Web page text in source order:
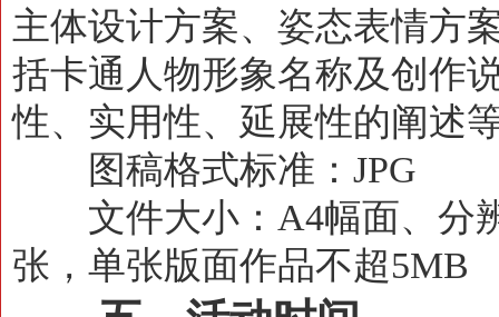
主体设计方案、姿态表情方
括卡通人物形象名称及创作
性、实用性、延展性的阐述
图稿格式标准：JPG
文件大小：A4幅面、分辨
张，单张版面作品不超5MB